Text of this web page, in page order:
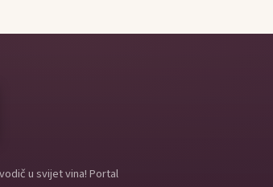
u svijet vina! Portal